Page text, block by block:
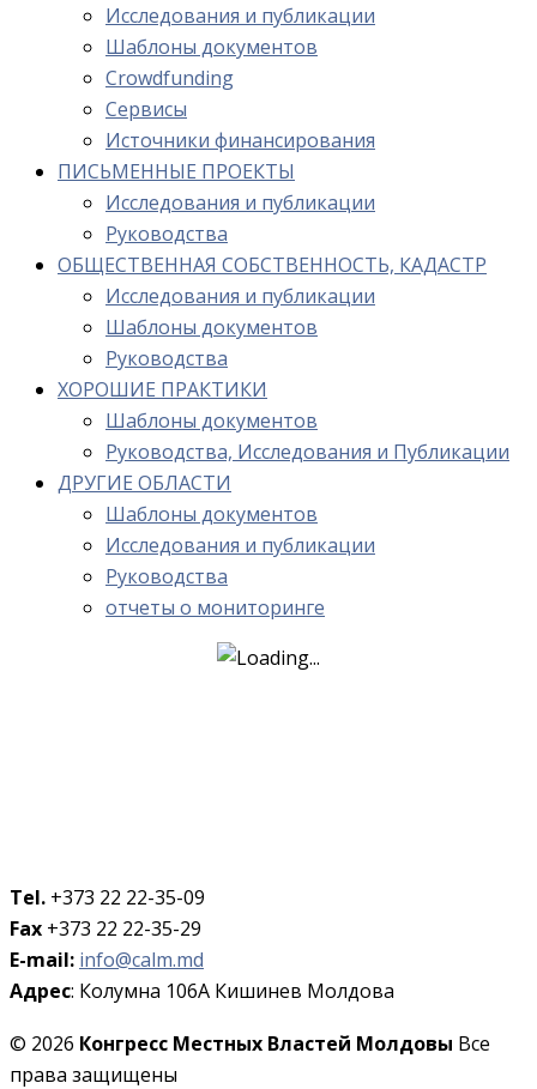
Исследования и публикации
Шаблоны документов
Crowdfunding
Сервисы
Источники финансирования
ПИСЬМЕННЫЕ ПРОЕКТЫ
Исследования и публикации
Руководства
ОБЩЕСТВЕННАЯ СОБСТВЕННОСТЬ, КАДАСТР
Исследования и публикации
Шаблоны документов
Руководства
ХОРОШИЕ ПРАКТИКИ
Шаблоны документов
Руководства, Исследования и Публикации
ДРУГИЕ ОБЛАСТИ
Шаблоны документов
Исследования и публикации
Руководства
отчеты о мониторинге
Tel. +373 22 22-35-09
Fax +373 22 22-35-29
E-mail: info@calm.md
Адрес: Колумна 106A Кишинев Молдова
© 2026 Конгресс Местных Властей Молдовы Все
права защищены